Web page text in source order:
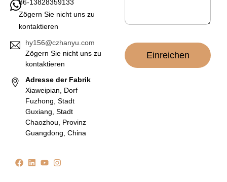
86-13828359133
Zögern Sie nicht uns zu
kontaktieren
hy156@czhanyu.com
Zögern Sie nicht uns zu
kontaktieren
Adresse der Fabrik
Xiaweipian, Dorf
Fuzhong, Stadt
Guxiang, Stadt
Chaozhou, Provinz
Guangdong, China
Einreichen